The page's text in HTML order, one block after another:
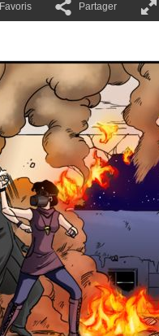
Favoris Partager